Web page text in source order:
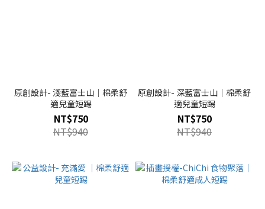
原創設計- 淺藍富士山｜棉柔舒
適兒童短踢
NT$750
NT$940
原創設計- 深藍富士山｜棉柔舒
適兒童短踢
NT$750
NT$940